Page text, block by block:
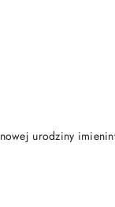
urodziny